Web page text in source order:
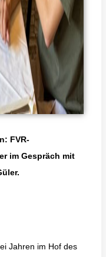
FVR-
im Gespräch mit
Jahren im Hof des